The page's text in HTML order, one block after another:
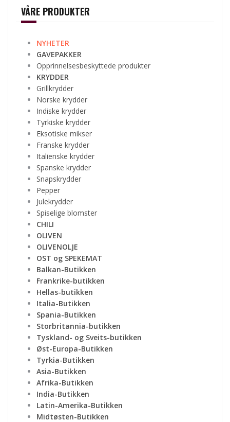
VÅRE PRODUKTER
NYHETER
GAVEPAKKER
Opprinnelsesbeskyttede produkter
KRYDDER
Grillkrydder
Norske krydder
Indiske krydder
Tyrkiske krydder
Eksotiske mikser
Franske krydder
Italienske krydder
Spanske krydder
Snapskrydder
Pepper
Julekrydder
Spiselige blomster
CHILI
OLIVEN
OLIVENOLJE
OST og SPEKEMAT
Balkan-Butikken
Frankrike-butikken
Hellas-butikken
Italia-Butikken
Spania-Butikken
Storbritannia-butikken
Tyskland- og Sveits-butikken
Øst-Europa-Butikken
Tyrkia-Butikken
Asia-Butikken
Afrika-Butikken
India-Butikken
Latin-Amerika-Butikken
Midtøsten-Butikken